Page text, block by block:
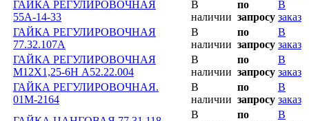
ГАЙКА РЕГУЛИРОВОЧНАЯ
55А-14-33
В
наличии
по
запросу
В
заказ
ГАЙКА РЕГУЛИРОВОЧНАЯ
77.32.107А
В
наличии
по
запросу
В
заказ
ГАЙКА РЕГУЛИРОВОЧНАЯ
М12Х1,25-6Н А52.22.004
В
наличии
по
запросу
В
заказ
ГАЙКА РЕГУЛИРОВОЧНАЯ.
01М-2164
В
наличии
по
запросу
В
заказ
В
по
В